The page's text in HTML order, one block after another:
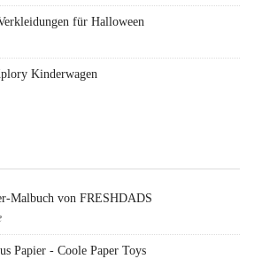
für Halloween
Kinderwagen
Malbuch von FRESHDADS
Papier - Coole Paper Toys